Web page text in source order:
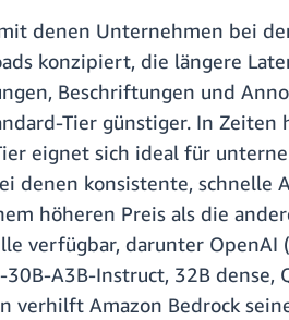
denen Unternehmen bei
konzipiert, die längere
Beschriftungen und
Tier günstiger. In Zeiten
eignet sich ideal für
denen konsistente, schnelle
höheren Preis als die
verfügbar, darunter
A3B-Instruct, 32B
verhilft Amazon Bedrock